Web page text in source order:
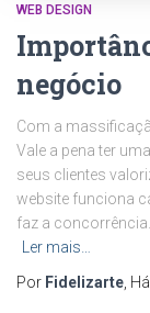
WEB DESIGN
negócio
Com a
Vale a pena ter
seus clientes
website funciona
faz a
Ler mais…
Por Fidelizarte , Há